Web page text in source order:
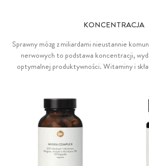
KONCENTRACJA
Sprawny mózg z miliardami nieustannie
nerwowych to podstawa koncentracji,
optymalnej produktywności. Witaminy i
poznawczych (jod, cynk, żelazo). Wapń
sygnałów między komórkami nerwowymi, a
się do sprawnej syntezy